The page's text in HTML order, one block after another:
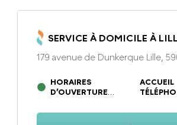
SERVICE À DOMICILE À
179 avenue de Dunkerque Lille,
HORAIRES
D’OUVERTURE
VENDREDI DE 9H00 À
ACCUEIL